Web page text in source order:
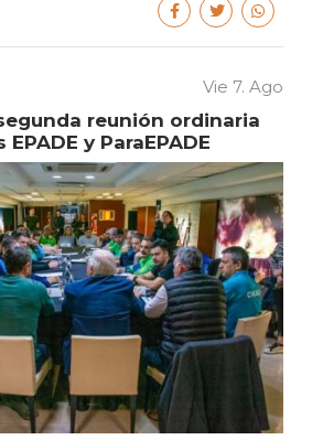
Vie 7. Ago
reunión ordinaria
y ParaEPADE